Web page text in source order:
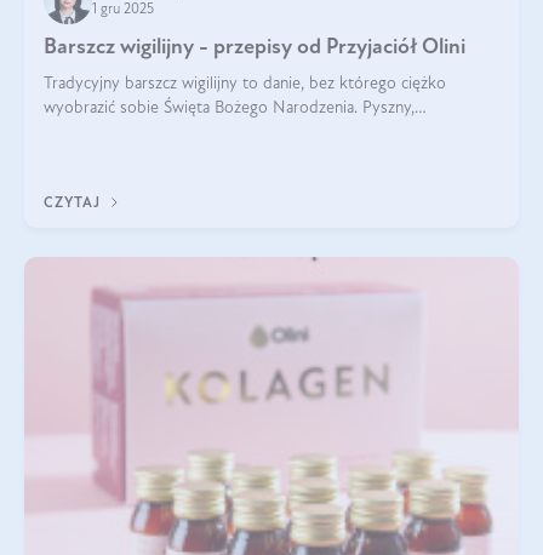
1 gru 2025
Barszcz wigilijny - przepisy od Przyjaciół Olini
Tradycyjny barszcz wigilijny to danie, bez którego ciężko
wyobrazić sobie Święta Bożego Narodzenia. Pyszny,
CZYTAJ